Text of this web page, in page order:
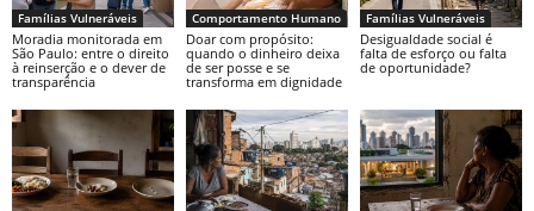
Famílias Vulneráveis
Moradia monitorada em
São Paulo: entre o direito
à reinserção e o dever de
transparência
Comportamento Humano
Doar com propósito:
quando o dinheiro deixa
de ser posse e se
transforma em dignidade
Famílias Vulneráveis
Desigualdade social é
falta de esforço ou falta
de oportunidade?